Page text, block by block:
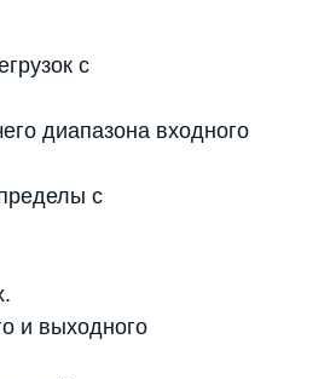
с
диапазона входного
с
и выходного